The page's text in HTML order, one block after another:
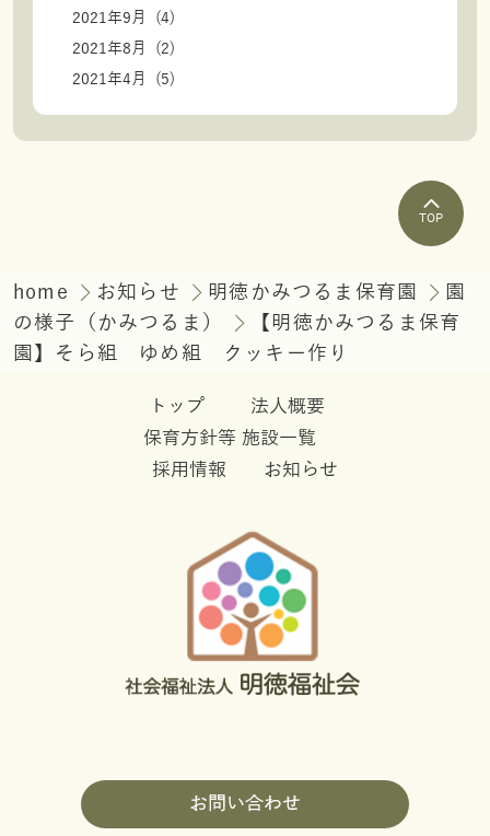
2021年9月 (4)
2021年8月 (2)
2021年4月 (5)
TOP
home お知らせ 明徳かみつるま保育園
園
の様子（かみつるま）
【明徳かみつるま保育
園】そら組 ゆめ組 クッキー作り
トップ
法人概要
保育方針等 施設一覧
採用情報
お知らせ
お問い合わせ